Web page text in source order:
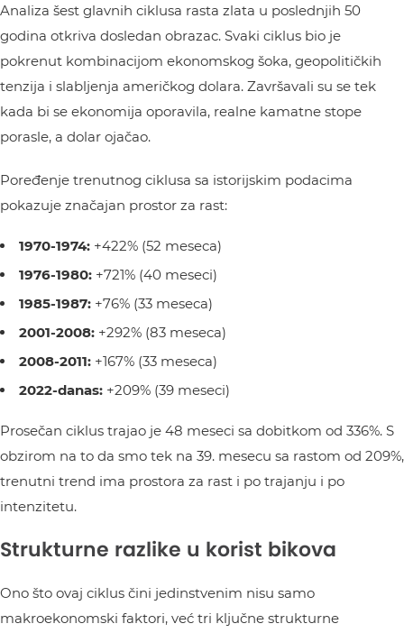
Analiza šest glavnih ciklusa rasta zlata u poslednjih 50
godina otkriva dosledan obrazac. Svaki ciklus bio je
pokrenut kombinacijom ekonomskog šoka, geopolitičkih
tenzija i slabljenja američkog dolara. Završavali su se tek
kada bi se ekonomija oporavila, realne kamatne stope
porasle, a dolar ojačao.
Poređenje trenutnog ciklusa sa istorijskim podacima
pokazuje značajan prostor za rast:
1970-1974: +422% (52 meseca)
1976-1980: +721% (40 meseci)
1985-1987: +76% (33 meseca)
2001-2008: +292% (83 meseca)
2008-2011: +167% (33 meseca)
2022-danas: +209% (39 meseci)
Prosečan ciklus trajao je 48 meseci sa dobitkom od 336%. S
obzirom na to da smo tek na 39. mesecu sa rastom od 209%,
trenutni trend ima prostora za rast i po trajanju i po
intenzitetu.
Strukturne razlike u korist bikova
Ono što ovaj ciklus čini jedinstvenim nisu samo
makroekonomski faktori, već tri ključne strukturne